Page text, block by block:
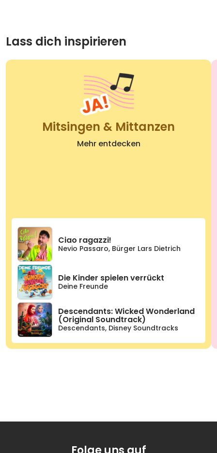
19 so jung
Lass dich inspirieren
Mitsingen & Mittanzen
Mehr entdecken
Ciao ragazzi!
Nevio Passaro, Bürger Lars Dietrich
Die Kinder spielen verrückt
Deine Freunde
Descendants: Wicked Wonderland
(Original Soundtrack)
Descendants, Disney Soundtracks